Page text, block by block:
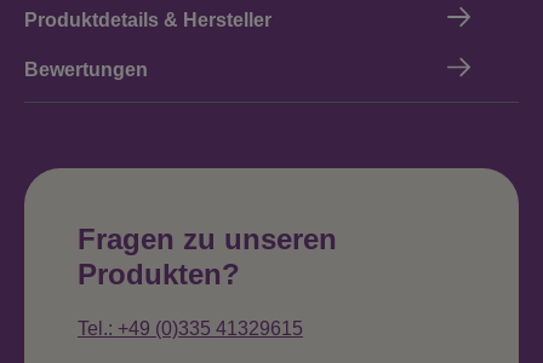
Produktdetails & Hersteller
Bewertungen
Fragen zu unseren
Produkten?
Tel.: +49 (0)335 41329615